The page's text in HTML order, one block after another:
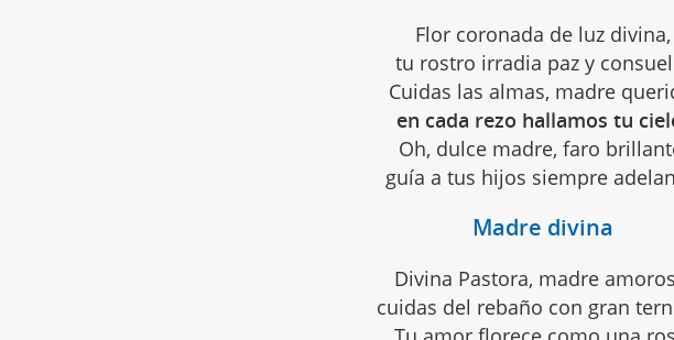
Flor coronada de luz divina,
tu rostro irradia paz y
Cuidas las almas, madre
en cada rezo hallamos tu
Oh, dulce madre, faro
guía a tus hijos siempre
Madre divina
Divina Pastora, madre
cuidas del rebaño con gran